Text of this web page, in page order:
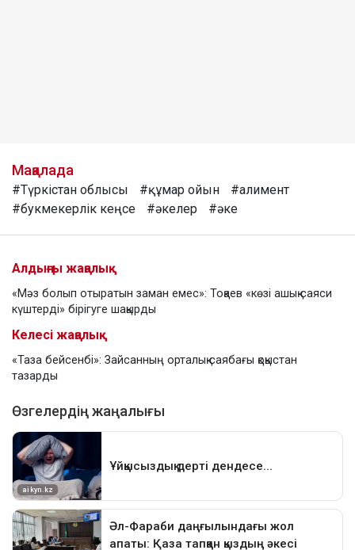
Мақалада
#Түркістан облысы #құмар ойын
#алимент
#букмекерлік кеңсе
#әкелер #әке
Алдыңғы жаңалық
«Мәз болып отыратын заман емес»: Тоқаев «көзі ашық саяси
күштерді» бірігуге шақырды
Келесі жаңалық
«Таза бейсенбі»: Зайсанның орталық саябағы қоқыстан
тазарды